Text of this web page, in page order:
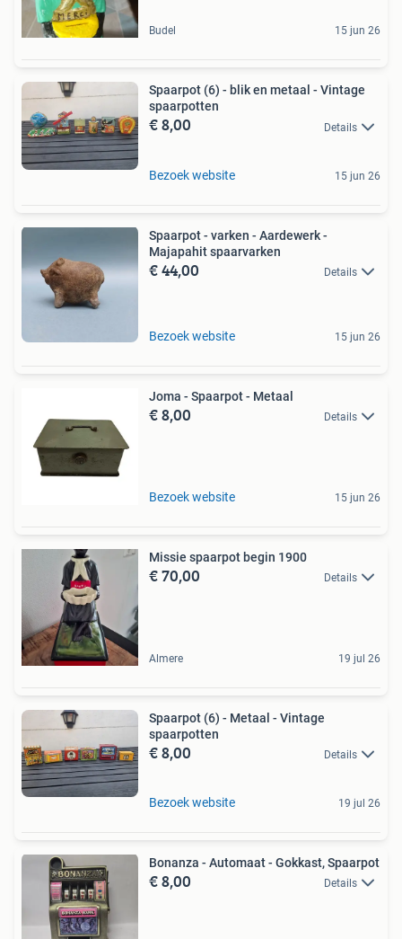
Budel 15 jun 26
Spaarpot (6) - blik en metaal - Vintage
spaarpotten
€ 8,00 Details
Bezoek website 15 jun 26
Spaarpot - varken - Aardewerk -
Majapahit spaarvarken
€ 44,00 Details
Bezoek website 15 jun 26
Joma - Spaarpot - Metaal
€ 8,00 Details
Bezoek website 15 jun 26
Missie spaarpot begin 1900
€ 70,00 Details
Almere 19 jul 26
Spaarpot (6) - Metaal - Vintage
spaarpotten
€ 8,00 Details
Bezoek website 19 jul 26
Bonanza - Automaat - Gokkast, Spaarpot
€ 8,00 Details